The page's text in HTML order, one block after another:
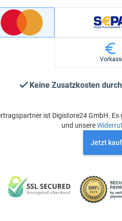
Keine Zusatzkosten
ist Digistore24 GmbH. Es
und unsere
Jetzt